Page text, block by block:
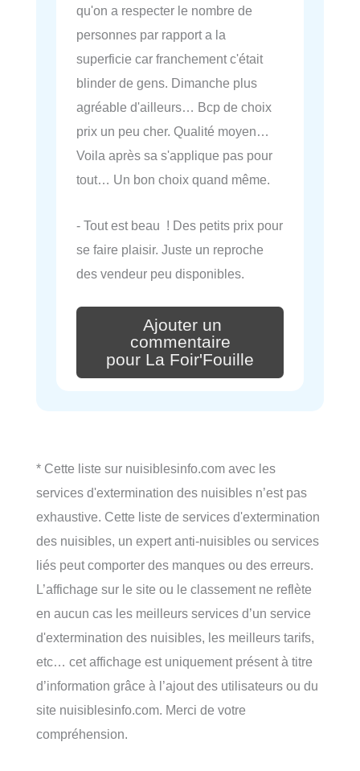
qu'on a respecter le nombre de
personnes par rapport a la
superficie car franchement c'était
blinder de gens. Dimanche plus
agréable d'ailleurs… Bcp de choix
prix un peu cher. Qualité moyen…
Voila après sa s'applique pas pour
tout… Un bon choix quand même.
- Tout est beau ! Des petits prix pour
se faire plaisir. Juste un reproche
des vendeur peu disponibles.
Ajouter un
commentaire
pour La Foir'Fouille
* Cette liste sur nuisiblesinfo.com avec les
services d'extermination des nuisibles n’est pas
exhaustive. Cette liste de services d'extermination
des nuisibles, un expert anti-nuisibles ou services
liés peut comporter des manques ou des erreurs.
L’affichage sur le site ou le classement ne reflète
en aucun cas les meilleurs services d’un service
d'extermination des nuisibles, les meilleurs tarifs,
etc… cet affichage est uniquement présent à titre
d’information grâce à l’ajout des utilisateurs ou du
site nuisiblesinfo.com. Merci de votre
compréhension.